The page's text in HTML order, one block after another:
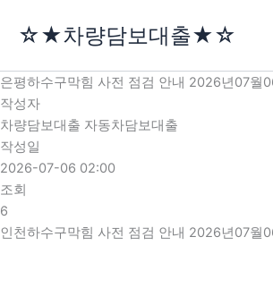
로
건
너
뛰
기
☆★차량담보대출★☆
은평하수구막힘 사전 점검 안내 2026년07월
작성자
차량담보대출 자동차담보대출
작성일
2026-07-06 02:00
조회
6
인천하수구막힘 사전 점검 안내 2026년07월